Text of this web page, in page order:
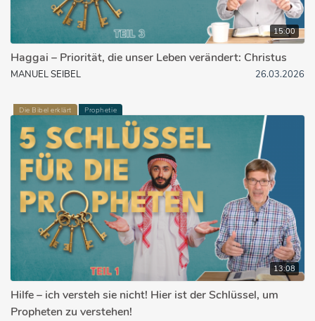
15:00
Haggai – Priorität, die unser Leben verändert: Christus
MANUEL SEIBEL 26.03.2026
Die Bibel erklärt Prophetie
13:08
Hilfe – ich versteh sie nicht! Hier ist der Schlüssel, um
Propheten zu verstehen!